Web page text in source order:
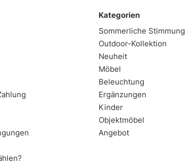
Kategorien
Sommerliche Stimmung
Outdoor-Kollektion
Neuheit
Möbel
Beleuchtung
Ergänzungen
Kinder
Objektmöbel
Angebot